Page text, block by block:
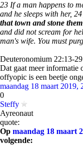
23 If a man happens to
and he sleeps with her, 24
that town and stone
and did not scream for
man's wife. You must
Deuteronomium 22:13-29
Dat gaat meer informatie
offyopic is een beetje
maandag 18 maart 2019,
0
Steffy
Ayreonaut
quote:
Op maandag 18 maart
volgende: